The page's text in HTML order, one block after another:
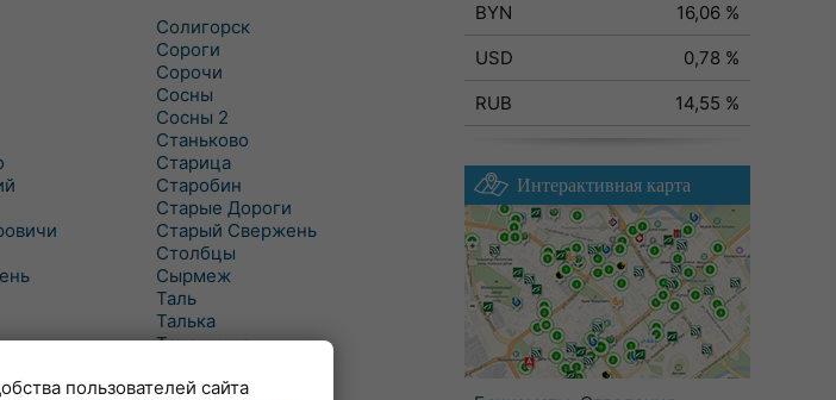
Солигорск
Сороги
Сорочи
Сосны
Сосны 2
Станьково
Старица
Старобин
Старые Дороги
Старый Свержень
Столбцы
Сырмеж
Таль
Талька
Танежицы
Турец-Бояры
BYN
16,06 %
USD
0,78 %
RUB
14,55 %
Интерактивная карта
пользователей сайта